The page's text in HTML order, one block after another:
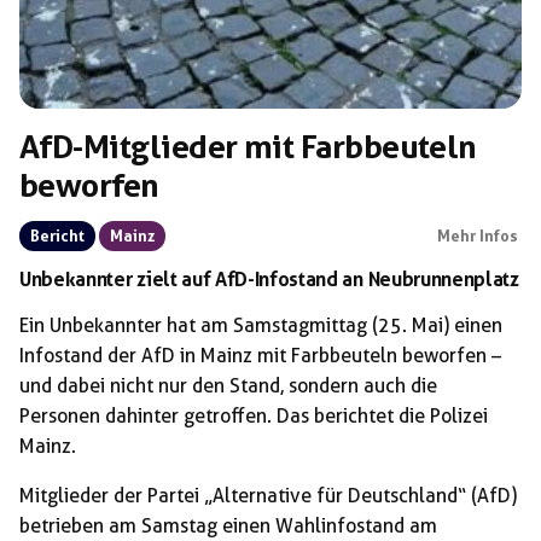
AfD-Mitglieder mit Farbbeuteln
beworfen
Bericht Mainz Mehr Infos
Unbekannter zielt auf AfD-Infostand an Neubrunnenplatz
Ein Unbekannter hat am Samstagmittag (25. Mai) einen
Infostand der AfD in Mainz mit Farbbeuteln beworfen –
und dabei nicht nur den Stand, sondern auch die
Personen dahinter getroffen. Das berichtet die Polizei
Mainz.
Mitglieder der Partei „Alternative für Deutschland“ (AfD)
betrieben am Samstag einen Wahlinfostand am